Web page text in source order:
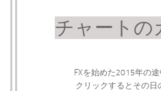
チャートの
FXを始めた2015年の途
クリックするとその日